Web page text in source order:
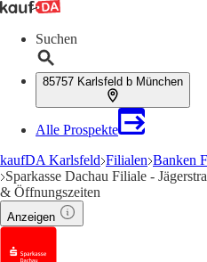
Suchen
85757 Karlsfeld b München
Alle Prospekte
kaufDA Karlsfeld Filialen Banken
Sparkasse Dachau Filiale -
& Öffnungszeiten
Anzeigen